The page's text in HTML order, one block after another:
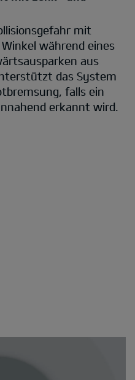
mit
während eines
aus
das System
falls ein
erkannt wird.